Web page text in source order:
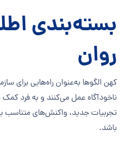
بسته‌بندی
روان
کهن الگوها به‌عنوان راه‌هایی برای
ناخودآگاه عمل می‌کنند و به فرد کمک
تجربیات جدید، واکنش‌های متناسب
باشد.